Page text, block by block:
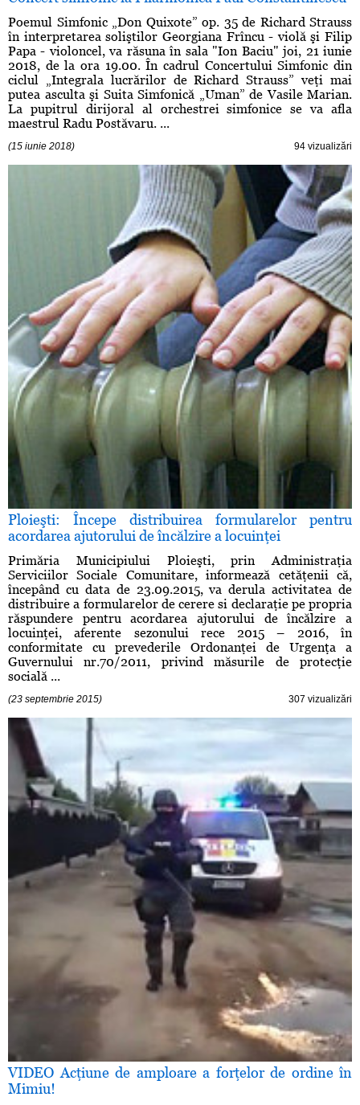
Poemul Simfonic „Don Quixote” op. 35 de Richard Strauss
în interpretarea soliştilor Georgiana Frîncu - violă şi Filip
Papa - violoncel, va răsuna în sala "Ion Baciu" joi, 21 iunie
2018, de la ora 19.00. În cadrul Concertului Simfonic din
ciclul „Integrala lucrărilor de Richard Strauss” veţi mai
putea asculta şi Suita Simfonică „Uman” de Vasile Marian.
La pupitrul dirijoral al orchestrei simfonice se va afla
maestrul Radu Postăvaru. ...
(15 iunie 2018) 94 vizualizări
Ploieşti: Începe distribuirea formularelor pentru
acordarea ajutorului de încălzire a locuinţei
Primăria Municipiului Ploieşti, prin Administraţia
Serviciilor Sociale Comunitare, informează cetăţenii că,
începând cu data de 23.09.2015, va derula activitatea de
distribuire a formularelor de cerere si declaraţie pe propria
răspundere pentru acordarea ajutorului de încălzire a
locuinţei, aferente sezonului rece 2015 – 2016, în
conformitate cu prevederile Ordonanţei de Urgenţa a
Guvernului nr.70/2011, privind măsurile de protecţie
socială ...
(23 septembrie 2015) 307 vizualizări
VIDEO Acţiune de amploare a forţelor de ordine în
Mimiu!